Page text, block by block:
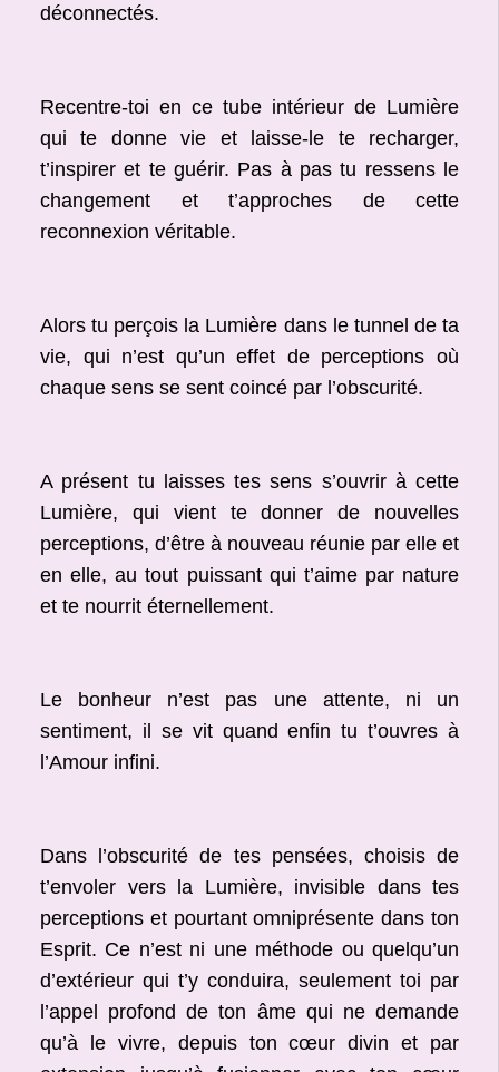
déconnectés.
Recentre-toi en ce tube intérieur de Lumière
qui te donne vie et laisse-le te recharger,
t’inspirer et te guérir. Pas à pas tu ressens le
changement et t’approches de cette
reconnexion véritable.
Alors tu perçois la Lumière dans le tunnel de ta
vie, qui n’est qu’un effet de perceptions où
chaque sens se sent coincé par l’obscurité.
A présent tu laisses tes sens s’ouvrir à cette
Lumière, qui vient te donner de nouvelles
perceptions, d’être à nouveau réunie par elle et
en elle, au tout puissant qui t’aime par nature
et te nourrit éternellement.
Le bonheur n’est pas une attente, ni un
sentiment, il se vit quand enfin tu t’ouvres à
l’Amour infini.
Dans l’obscurité de tes pensées, choisis de
t’envoler vers la Lumière, invisible dans tes
perceptions et pourtant omniprésente dans ton
Esprit. Ce n’est ni une méthode ou quelqu’un
d’extérieur qui t’y conduira, seulement toi par
l’appel profond de ton âme qui ne demande
qu’à le vivre, depuis ton cœur divin et par